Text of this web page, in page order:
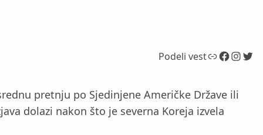
Podeli vestLink Facebook InstagramTwitter
pretnju po Sjedinjene Američke Države ili
dolazi nakon što je severna Koreja izvela